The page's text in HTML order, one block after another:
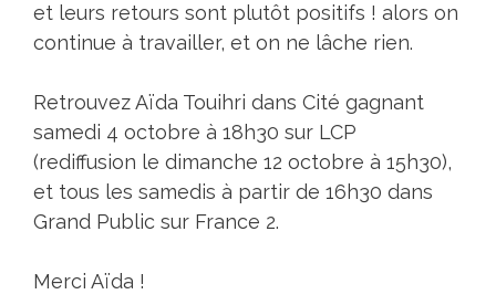
et leurs retours sont plutôt positifs ! alors on
continue à travailler, et on ne lâche rien.
Retrouvez Aïda Touihri dans Cité gagnant
samedi 4 octobre à 18h30 sur LCP
(rediffusion le dimanche 12 octobre à 15h30),
et tous les samedis à partir de 16h30 dans
Grand Public sur France 2.
Merci Aïda !